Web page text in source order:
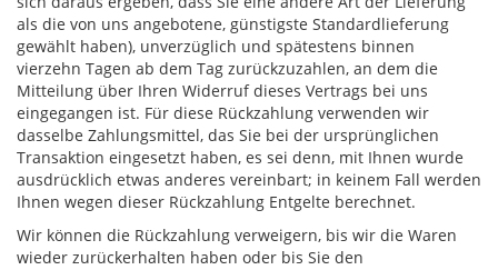
als die von uns angebotene, günstigste Standardlieferung
gewählt haben), unverzüglich und spätestens binnen
vierzehn Tagen ab dem Tag zurückzuzahlen, an dem die
Mitteilung über Ihren Widerruf dieses Vertrags bei uns
eingegangen ist. Für diese Rückzahlung verwenden wir
dasselbe Zahlungsmittel, das Sie bei der ursprünglichen
Transaktion eingesetzt haben, es sei denn, mit Ihnen wurde
ausdrücklich etwas anderes vereinbart; in keinem Fall werden
Ihnen wegen dieser Rückzahlung Entgelte berechnet.
Wir können die Rückzahlung verweigern, bis wir die Waren
wieder zurückerhalten haben oder bis Sie den